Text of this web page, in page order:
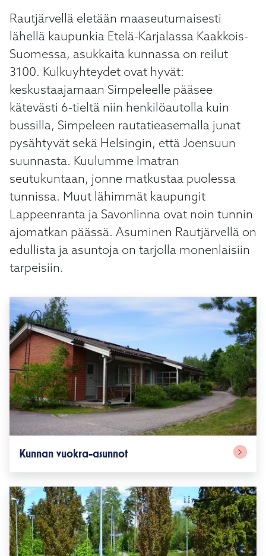
Rautjärvellä eletään maaseutumaisesti
lähellä kaupunkia Etelä-Karjalassa Kaakkois-
Suomessa, asukkaita kunnassa on reilut
3100. Kulkuyhteydet ovat hyvät:
keskustaajamaan Simpeleelle pääsee
kätevästi 6-tieltä niin henkilöautolla kuin
bussilla, Simpeleen rautatieasemalla junat
pysähtyvät sekä Helsingin, että Joensuun
suunnasta. Kuulumme Imatran
seutukuntaan, jonne matkustaa puolessa
tunnissa. Muut lähimmät kaupungit
Lappeenranta ja Savonlinna ovat noin tunnin
ajomatkan päässä. Asuminen Rautjärvellä on
edullista ja asuntoja on tarjolla monenlaisiin
tarpeisiin.
Kunnan vuokra-asunnot